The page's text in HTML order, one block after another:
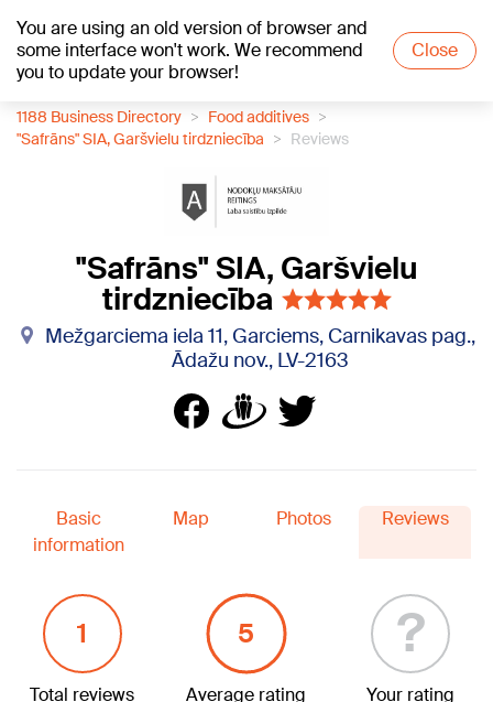
You are using an old version of browser and
some interface won't work. We recommend
you to update your browser!
Close
+20°C
1188 Business Directory
Food additives
"Safrāns" SIA, Garšvielu tirdzniecība
Reviews
"Safrāns" SIA, Garšvielu
tirdzniecība
Mežgarciema iela 11, Garciems, Carnikavas pag.,
Ādažu nov., LV-2163
Basic
information
Map Photos Reviews
1
Total reviews
5
Average rating
?
Your rating